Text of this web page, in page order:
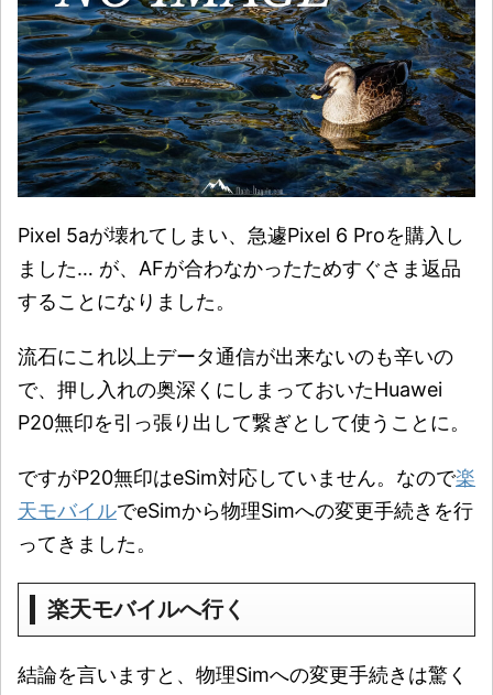
Pixel 5aが壊れてしまい、急遽Pixel 6 Proを購入し
ました… が、AFが合わなかったためすぐさま返品
することになりました。
流石にこれ以上データ通信が出来ないのも辛いの
で、押し入れの奥深くにしまっておいたHuawei
P20無印を引っ張り出して繋ぎとして使うことに。
ですがP20無印はeSim対応していません。なので楽
天モバイルでeSimから物理Simへの変更手続きを行
ってきました。
楽天モバイルへ行く
結論を言いますと、物理Simへの変更手続きは驚く